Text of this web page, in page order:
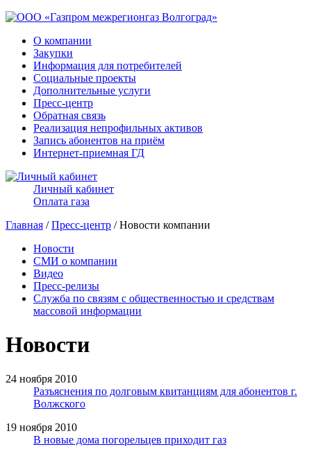
О компании
Закупки
Информация для потребителей
Социальные проекты
Дополнительные услуги
Пресс-центр
Обратная связь
Реализация непрофильных активов
Запись абонентов на приём
Интернет-приемная ГД
Личный кабинет
Оплата газа
Главная /Пресс-центр / Новости компании
Новости
СМИ о компании
Видео
Пресс-релизы
Служба по связям с общественностью и средствам
массовой информации
Новости
24 ноября 2010
Разъяснения по долговым квитанциям для абонентов г.
Волжского
19 ноября 2010
В новые дома погорельцев приходит газ